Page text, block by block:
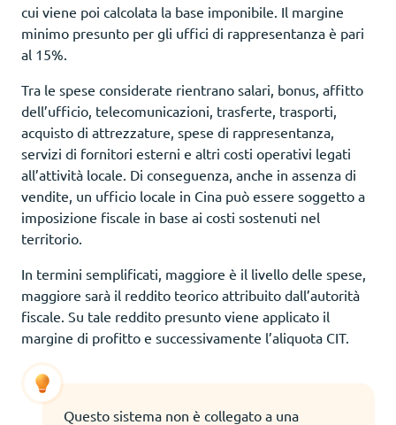
cui viene poi calcolata la base imponibile. Il margine
minimo presunto per gli uffici di rappresentanza è pari
al 15%.
Tra le spese considerate rientrano salari, bonus, affitto
dell’ufficio, telecomunicazioni, trasferte, trasporti,
acquisto di attrezzature, spese di rappresentanza,
servizi di fornitori esterni e altri costi operativi legati
all’attività locale. Di conseguenza, anche in assenza di
vendite, un ufficio locale in Cina può essere soggetto a
imposizione fiscale in base ai costi sostenuti nel
territorio.
In termini semplificati, maggiore è il livello delle spese,
maggiore sarà il reddito teorico attribuito dall’autorità
fiscale. Su tale reddito presunto viene applicato il
margine di profitto e successivamente l’aliquota CIT.
Questo sistema non è collegato a una